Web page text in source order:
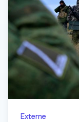
Externe